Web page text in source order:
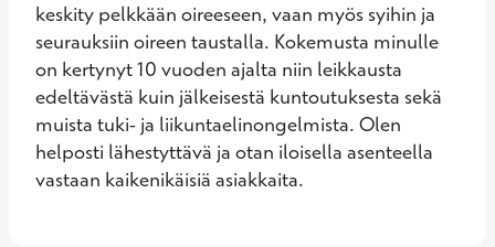
keskity pelkkään oireeseen, vaan myös syihin ja
seurauksiin oireen taustalla. Kokemusta minulle
on kertynyt 10 vuoden ajalta niin leikkausta
edeltävästä kuin jälkeisestä kuntoutuksesta sekä
muista tuki- ja liikuntaelinongelmista. Olen
helposti lähestyttävä ja otan iloisella asenteella
vastaan kaikenikäisiä asiakkaita.